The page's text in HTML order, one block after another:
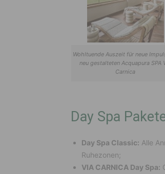
Wohltuende Auszeit für neue
neu gestalteten Acquapura SPA
Carnica
Day Spa
Day Spa Classic: Alle
Ruhezonen;
VIA CARNICA Day Spa: